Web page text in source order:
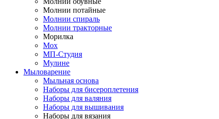
Молнии потайные
Молнии спираль
Молнии тракторные
Морилка
Мох
МП-Студия
Мулине
Мыловарение
Мыльная основа
Наборы для бисероплетения
Наборы для валяния
Наборы для вышивания
Наборы для вязания